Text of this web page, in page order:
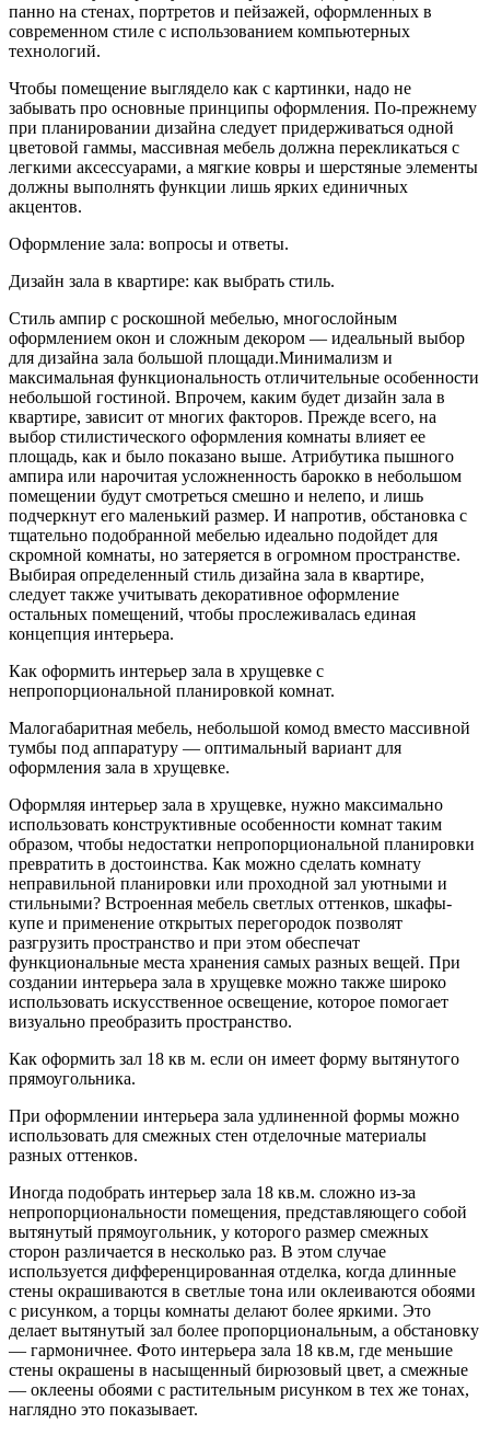
панно на стенах, портретов и пейзажей, оформленных в
современном стиле с использованием компьютерных
технологий.
Чтобы помещение выглядело как с картинки, надо не
забывать про основные принципы оформления. По-прежнему
при планировании дизайна следует придерживаться одной
цветовой гаммы, массивная мебель должна перекликаться с
легкими аксессуарами, а мягкие ковры и шерстяные элементы
должны выполнять функции лишь ярких единичных
акцентов.
Оформление зала: вопросы и ответы.
Дизайн зала в квартире: как выбрать стиль.
Стиль ампир с роскошной мебелью, многослойным
оформлением окон и сложным декором — идеальный выбор
для дизайна зала большой площади.Минимализм и
максимальная функциональность отличительные особенности
небольшой гостиной. Впрочем, каким будет дизайн зала в
квартире, зависит от многих факторов. Прежде всего, на
выбор стилистического оформления комнаты влияет ее
площадь, как и было показано выше. Атрибутика пышного
ампира или нарочитая усложненность барокко в небольшом
помещении будут смотреться смешно и нелепо, и лишь
подчеркнут его маленький размер. И напротив, обстановка с
тщательно подобранной мебелью идеально подойдет для
скромной комнаты, но затеряется в огромном пространстве.
Выбирая определенный стиль дизайна зала в квартире,
следует также учитывать декоративное оформление
остальных помещений, чтобы прослеживалась единая
концепция интерьера.
Как оформить интерьер зала в хрущевке с
непропорциональной планировкой комнат.
Малогабаритная мебель, небольшой комод вместо массивной
тумбы под аппаратуру — оптимальный вариант для
оформления зала в хрущевке.
Оформляя интерьер зала в хрущевке, нужно максимально
использовать конструктивные особенности комнат таким
образом, чтобы недостатки непропорциональной планировки
превратить в достоинства. Как можно сделать комнату
неправильной планировки или проходной зал уютными и
стильными? Встроенная мебель светлых оттенков, шкафы-
купе и применение открытых перегородок позволят
разгрузить пространство и при этом обеспечат
функциональные места хранения самых разных вещей. При
создании интерьера зала в хрущевке можно также широко
использовать искусственное освещение, которое помогает
визуально преобразить пространство.
Как оформить зал 18 кв м. если он имеет форму вытянутого
прямоугольника.
При оформлении интерьера зала удлиненной формы можно
использовать для смежных стен отделочные материалы
разных оттенков.
Иногда подобрать интерьер зала 18 кв.м. сложно из-за
непропорциональности помещения, представляющего собой
вытянутый прямоугольник, у которого размер смежных
сторон различается в несколько раз. В этом случае
используется дифференцированная отделка, когда длинные
стены окрашиваются в светлые тона или оклеиваются обоями
с рисунком, а торцы комнаты делают более яркими. Это
делает вытянутый зал более пропорциональным, а обстановку
— гармоничнее. Фото интерьера зала 18 кв.м, где меньшие
стены окрашены в насыщенный бирюзовый цвет, а смежные
— оклеены обоями с растительным рисунком в тех же тонах,
наглядно это показывает.